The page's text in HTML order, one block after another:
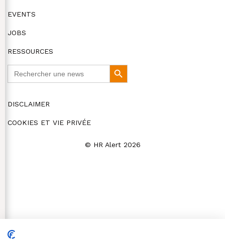
EVENTS
JOBS
RESSOURCES
Search
Button
DISCLAIMER
COOKIES ET VIE PRIVÉE
© HR Alert 2026